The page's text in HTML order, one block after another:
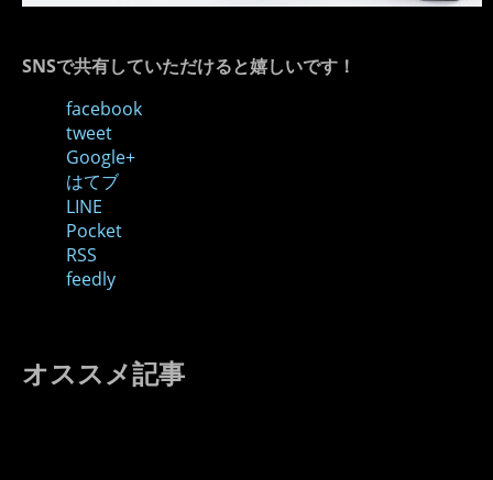
SNSで共有していただけると嬉しいです！
facebook
tweet
Google+
はてブ
LINE
Pocket
RSS
feedly
オススメ記事